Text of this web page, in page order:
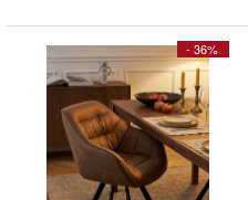
- 36%